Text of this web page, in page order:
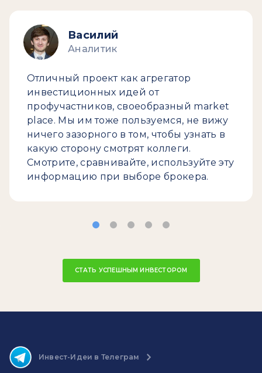
Василий
Аналитик
Отличный проект как агрегатор
инвестиционных идей от
профучастников, своеобразный market
place. Мы им тоже пользуемся, не вижу
ничего зазорного в том, чтобы узнать в
какую сторону смотрят коллеги.
Смотрите, сравнивайте, используйте эту
информацию при выборе брокера.
СТАТЬ УСПЕШНЫМ ИНВЕСТОРОМ
Инвест-Идеи в Телеграм